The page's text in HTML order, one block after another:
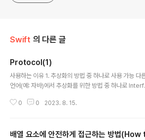
Swift 의 다른 글
Protocol(1)
사용하는 이유 1. 추상화의 방법 중 하나로 사용 가능 다
언어(예: 자바)에서 추상화를 위한 방법 중 하나로
다면 Swift에서는 추상화를 위한 방법 중 하나로 Protoc
Citizen이라고 해서 Protocol을 하나의 타입처럼 사용
0 0 2023. 8. 15.
배열 요소에 안전하게 접근하는 방법